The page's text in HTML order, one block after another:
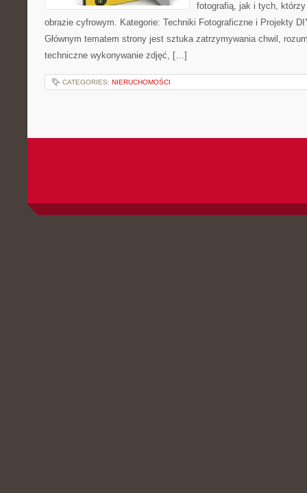
fotografią, jak i tych,
obrazie cyfrowym. Kategorie: Techniki Fotograficzne i Projekty
Głównym tematem strony jest sztuka zatrzymywania chwil,
techniczne wykonywanie zdjęć, […]
CATEGORIES: NIERUCHOMOŚCI